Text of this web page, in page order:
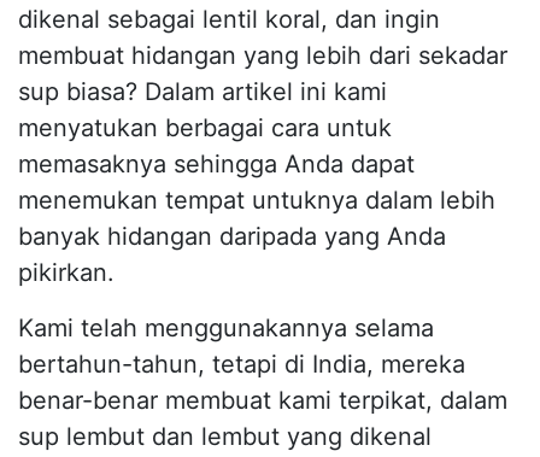
dikenal sebagai lentil koral, dan ingin
membuat hidangan yang lebih dari sekadar
sup biasa? Dalam artikel ini kami
menyatukan berbagai cara untuk
memasaknya sehingga Anda dapat
menemukan tempat untuknya dalam lebih
banyak hidangan daripada yang Anda
pikirkan.
Kami telah menggunakannya selama
bertahun-tahun, tetapi di India, mereka
benar-benar membuat kami terpikat, dalam
sup lembut dan lembut yang dikenal